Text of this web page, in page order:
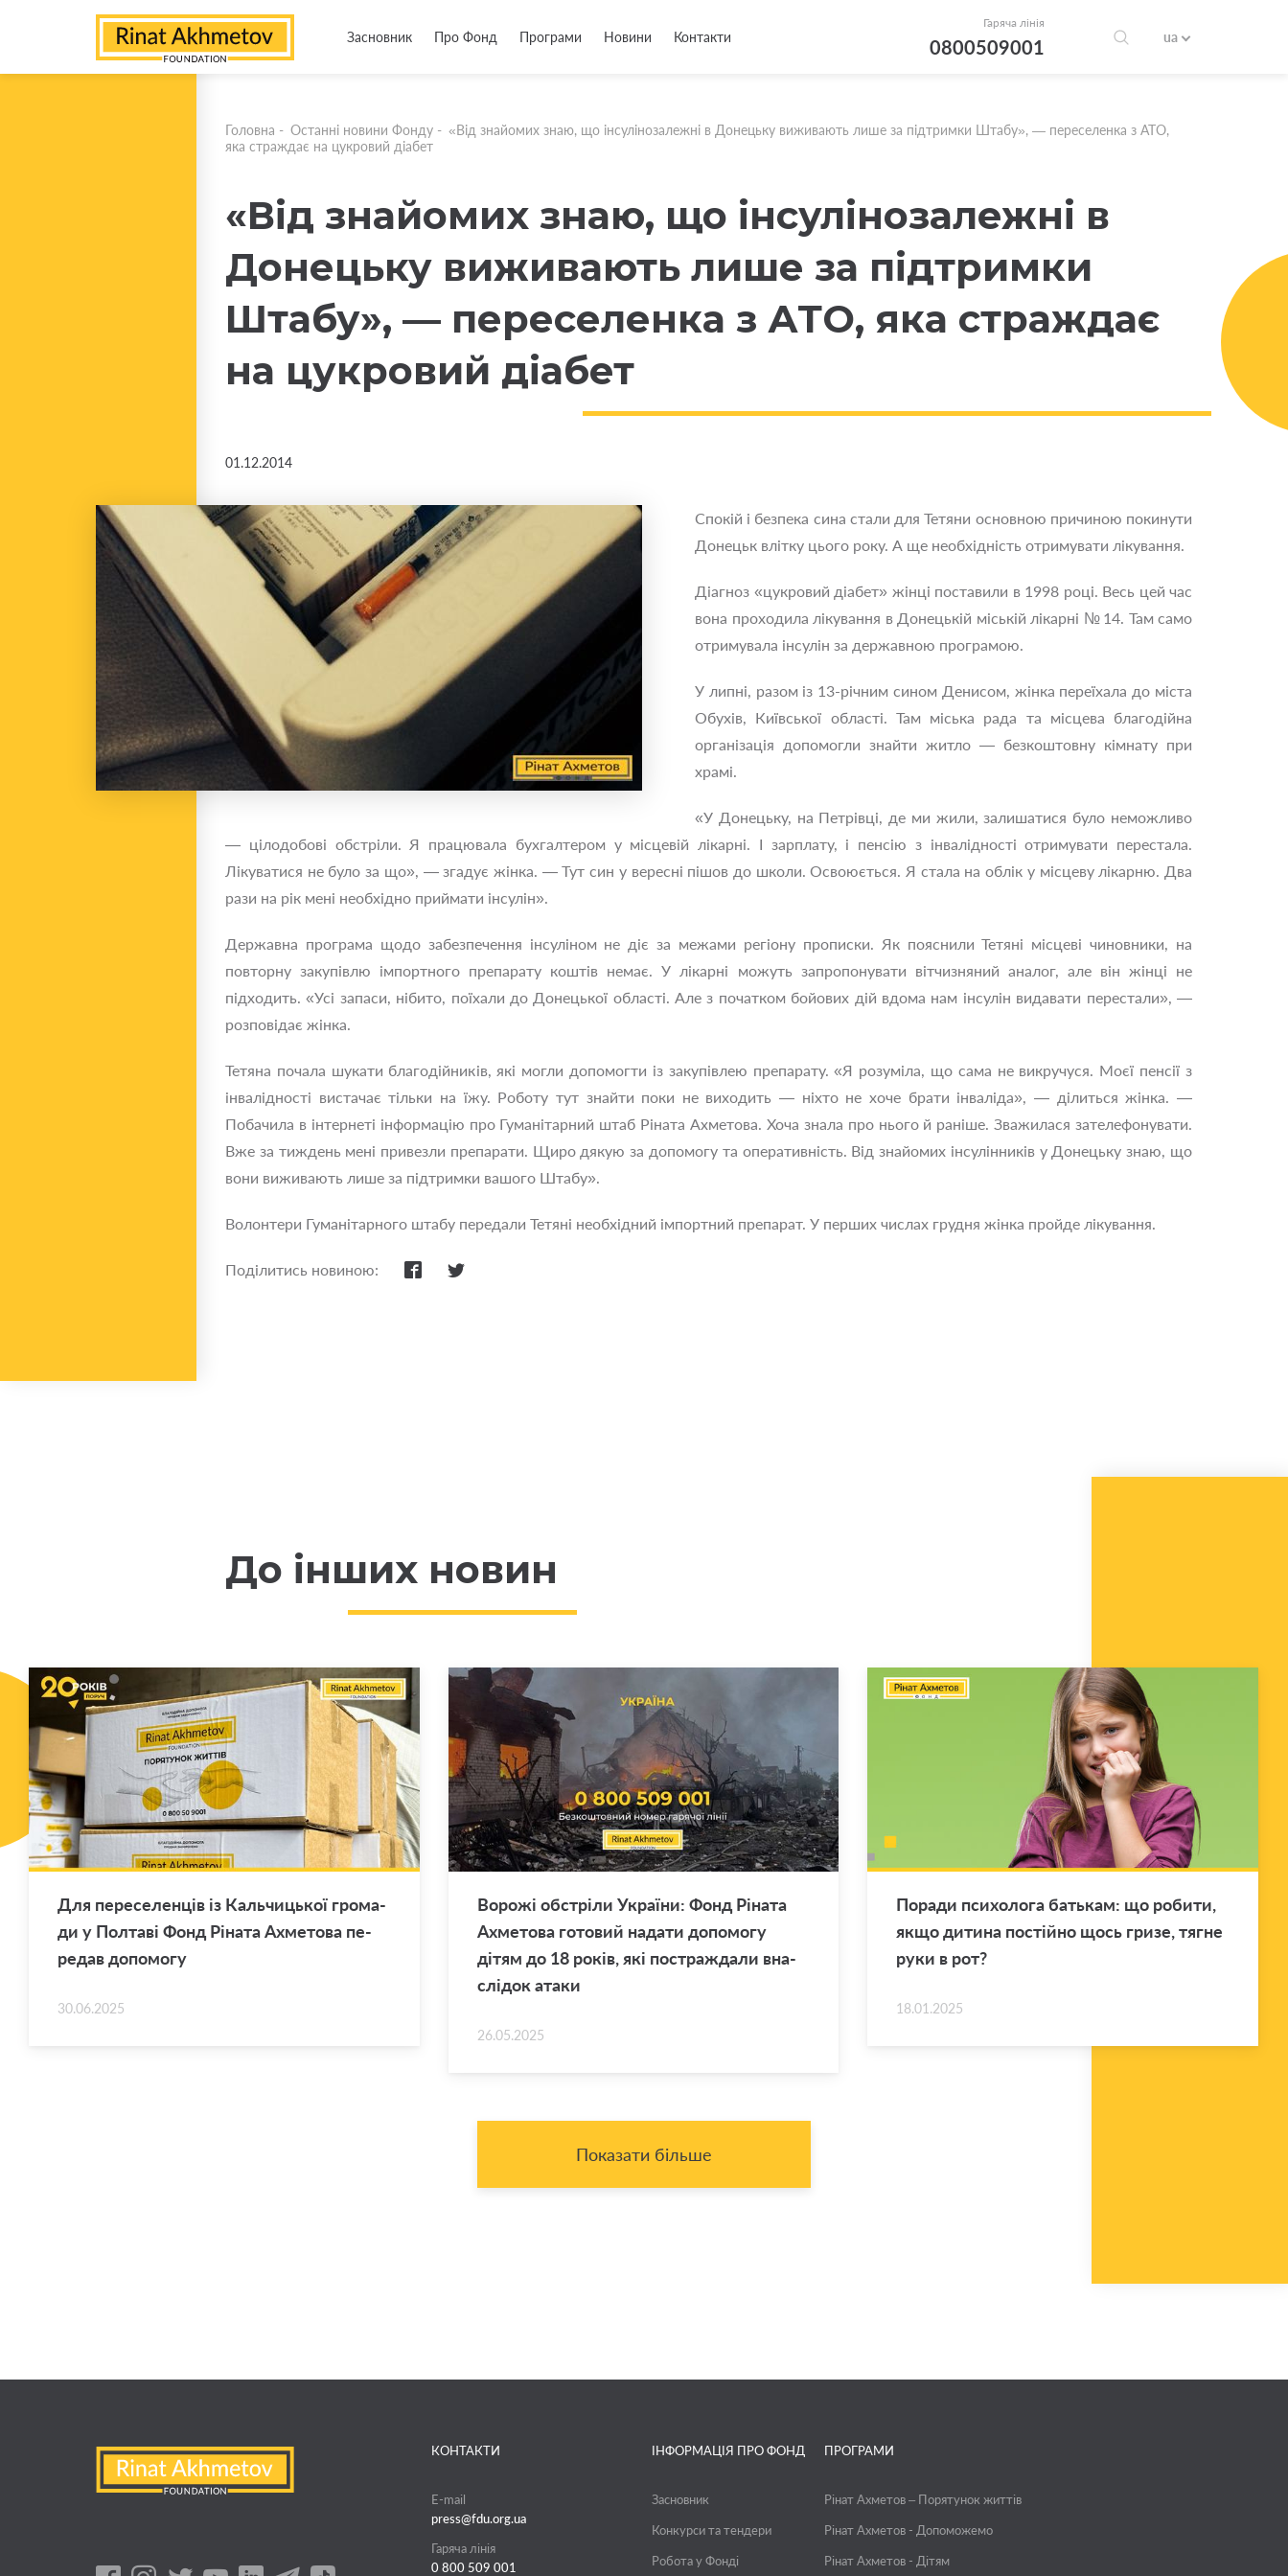
Засновник Про Фонд Програми Новини Контакти
Гаряча лінія
0800509001 ua
Головна - Останні новини Фонду - «Від знайомих знаю, що інсулінозалежні в Донецьку виживають лише за підтримки Штабу», — переселенка з АТО,
яка страждає на цукровий діабет
«Від знайомих знаю, що інсулінозалежні в
Донецьку виживають лише за підтримки
Штабу», — переселенка з АТО, яка страждає
на цукровий діабет
01.12.2014
Спокій і безпека сина стали для Тетяни основною причиною покинути
Донецьк влітку цього року. А ще необхідність отримувати лікування.
Діагноз «цукровий діабет» жінці поставили в 1998 році. Весь цей час
вона проходила лікування в Донецькій міській лікарні № 14. Там само
отримувала інсулін за державною програмою.
У липні, разом із 13-річним сином Денисом, жінка переїхала до міста
Обухів, Київської області. Там міська рада та місцева благодійна
організація допомогли знайти житло — безкоштовну кімнату при
храмі.
«У Донецьку, на Петрівці, де ми жили, залишатися було неможливо
— цілодобові обстріли. Я працювала бухгалтером у місцевій лікарні. І зарплату, і пенсію з інвалідності отримувати перестала.
Лікуватися не було за що», — згадує жінка. — Тут син у вересні пішов до школи. Освоюється. Я стала на облік у місцеву лікарню. Два
рази на рік мені необхідно приймати інсулін».
Державна програма щодо забезпечення інсуліном не діє за межами регіону прописки. Як пояснили Тетяні місцеві чиновники, на
повторну закупівлю імпортного препарату коштів немає. У лікарні можуть запропонувати вітчизняний аналог, але він жінці не
підходить. «Усі запаси, нібито, поїхали до Донецької області. Але з початком бойових дій вдома нам інсулін видавати перестали», —
розповідає жінка.
Тетяна почала шукати благодійників, які могли допомогти із закупівлею препарату. «Я розуміла, що сама не викручуся. Моєї пенсії з
інвалідності вистачає тільки на їжу. Роботу тут знайти поки не виходить — ніхто не хоче брати інваліда», — ділиться жінка. —
Побачила в інтернеті інформацію про Гуманітарний штаб Ріната Ахметова. Хоча знала про нього й раніше. Зважилася зателефонувати.
Вже за тиждень мені привезли препарати. Щиро дякую за допомогу та оперативність. Від знайомих інсулінників у Донецьку знаю, що
вони виживають лише за підтримки вашого Штабу».
Волонтери Гуманітарного штабу передали Тетяні необхідний імпортний препарат. У перших числах грудня жінка пройде лікування.
Поділитись новиною:
До інших новин
Для пе­ре­се­лен­ців із Каль­чи­цької гро­ма­
ди у Пол­та­ві Фонд Рі­на­та Ахме­то­ва пе­
ре­дав до­по­мо­гу
30.06.2025
Во­ро­жі об­стрі­ли Укра­ї­ни: Фонд Рі­на­та
Ахме­то­ва го­то­вий на­да­ти до­по­мо­гу
дітям до 18 років, які по­стра­жда­ли вна­
слі­док атаки
26.05.2025
По­ра­ди пси­хо­ло­га ба­тькам: що ро­би­ти,
якщо ди­ти­на по­стій­но щось гризе, тягне
руки в рот?
18.01.2025
Показати більше
КОНТАКТИ
E-mail
press@fdu.org.ua
Гаряча лінія
0 800 509 001
ІНФОРМАЦІЯ ПРО ФОНД
Засновник
Конкурси та тендери
Робота у Фонді
ПРОГРАМИ
Рінат Ахметов – Порятунок життів
Рінат Ахметов - Допоможемо
Рінат Ахметов - Дітям